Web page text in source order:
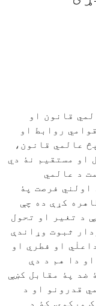
قانون او
روابط او
عالمي قانون،
او مستقيم نۀ دي
د عالمي
فرصت پۀ
کړې ده چې
د تغير او تحول
ثبوت وړاندې
او فطري او
دا هم د دې
ضد پۀ مقابل کښې
قدرونو او د
ورکوي. کۀ د